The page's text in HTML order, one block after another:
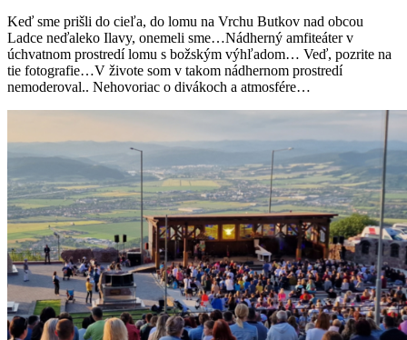
Keď sme prišli do cieľa, do lomu na Vrchu Butkov nad obcou
Ladce neďaleko Ilavy, onemeli sme…Nádherný amfiteáter v
úchvatnom prostredí lomu s božským výhľadom… Veď, pozrite na
tie fotografie…V živote som v takom nádhernom prostredí
nemoderoval.. Nehovoriac o divákoch a atmosfére…